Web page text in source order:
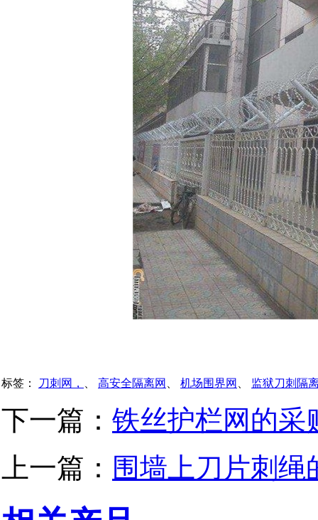
标签： 刀刺网， 高安全隔离网 机场围界网 监狱刀刺隔
下一篇： 铁丝护栏网的采
上一篇： 围墙上刀片刺绳